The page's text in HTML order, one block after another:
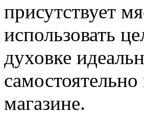
присутствует
использовать
духовке
магазине.